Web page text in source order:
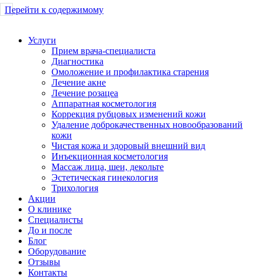
Перейти к содержимому
Услуги
Прием врача-специалиста
Диагностика
Омоложение и профилактика старения
Лечение акне
Лечение розацеа
Аппаратная косметология
Коррекция рубцовых изменений кожи
Удаление доброкачественных новообразований
кожи
Чистая кожа и здоровый внешний вид
Инъекционная косметология
Массаж лица, шеи, декольте
Эстетическая гинекология
Трихология
Акции
О клинике
Специалисты
До и после
Блог
Оборудование
Отзывы
Контакты